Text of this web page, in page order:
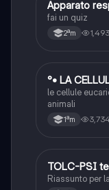
AScienze
Apparato
fai un quiz
2ªm 1,493
° Scienze
°• LA
le cellule
animali
1ªm
Scienze
TOLC-PSI
Riassunto per